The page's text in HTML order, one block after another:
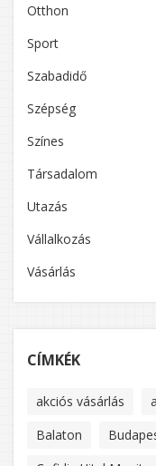
Otthon
Sport
Szabadidő
Szépség
Színes
Társadalom
Utazás
Vállalkozás
Vásárlás
CÍMKÉK
akciós vásárlás
Balaton